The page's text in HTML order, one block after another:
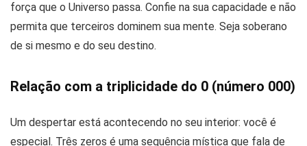
força que o Universo passa. Confie na sua capacidade e não
permita que terceiros dominem sua mente. Seja soberano
de si mesmo e do seu destino.
Relação com a triplicidade do 0 (número 000)
Um despertar está acontecendo no seu interior: você é
especial. Três zeros é uma sequência mística que fala de